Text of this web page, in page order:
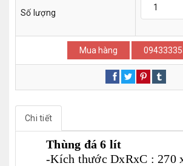
Số lượng
Mua hàng
Chi tiết
Thùng đá 6 lít
-Kích thước DxRxC : 270